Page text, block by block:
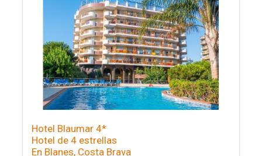
Hotel Blaumar 4*
Hotel de 4 estrellas
En Blanes, Costa Brava